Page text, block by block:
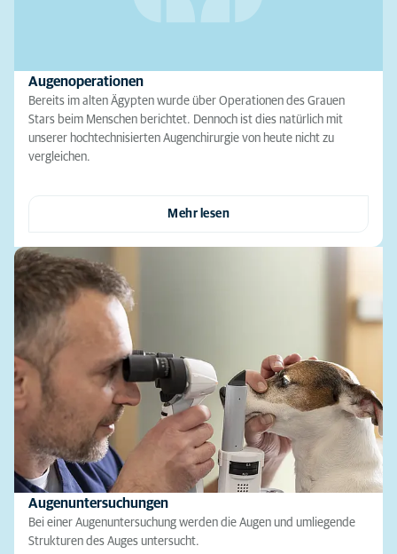
Augenoperationen
Bereits im alten Ägypten wurde über Operationen des Grauen
Stars beim Menschen berichtet. Dennoch ist dies natürlich mit
unserer hochtechnisierten Augenchirurgie von heute nicht zu
vergleichen.
Mehr lesen
Augenuntersuchungen
Bei einer Augenuntersuchung werden die Augen und umliegende
Strukturen des Auges untersucht.